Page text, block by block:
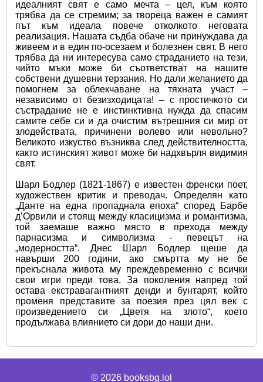
идеалният свят е само мечта – цел, към която
трябва да се стремим; за твореца важен е самият
път към идеала повече отколкото неговата
реализация. Нашата съдба обаче ни принуждава да
живеем и в един по-осезаем и болезнен свят. В него
трябва да ни интересува само страданието на тези,
чийто мъки може би съответстват на нашите
собствени душевни терзания. Но дали желанието да
помогнем за облекчаване на тяхната участ –
независимо от безизходицата! – с простичкото си
състрадание не е инстинктивна нужда да спасим
самите себе си и да очистим вътрешния си мир от
злодействата, причинени волево или невольно?
Великото изкуство възниква след действителността,
както истинският живот може би надхвърля видимия
свят.
Шарл Бодлер (1821-1867) e известен френски поет,
художествен критик и преводач. Определян като
„Данте на една пропаднала епоха“ според Барбе
д’Орвили и стоящ между класицизма и романтизма,
той заемаше важно място в прехода между
парнасизма и символизма - певецът на
„модерността“. Днес Шарл Бодлер щеше да
навърши 200 години, ако смъртта му не бе
прекъснала живота му преждевременно с всички
свои игри преди това. За поколения напред той
остава екстравагантният денди и бунтарят, който
променя представите за поезия през цял век с
произведението си „Цветя на злото“, което
продължава влиянието си дори до наши дни.
© 2026 booksbg.lol